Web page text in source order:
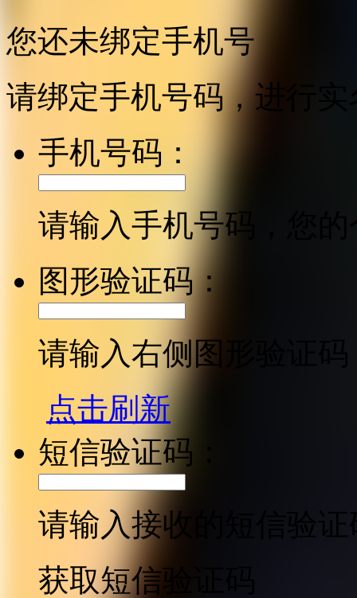
您还未绑定手机号
请绑定手机号码，进行
手机号码：
请输入手机号码，您
图形验证码：
请输入右侧图形验证码
点击刷新
短信验证码：
请输入接收的短信验证
获取短信验证码